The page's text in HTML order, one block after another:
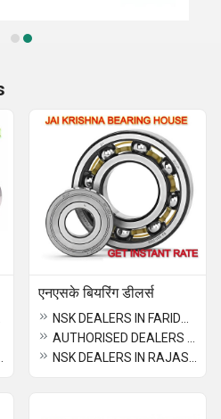
एनएसके बियरिंग डीलर्स